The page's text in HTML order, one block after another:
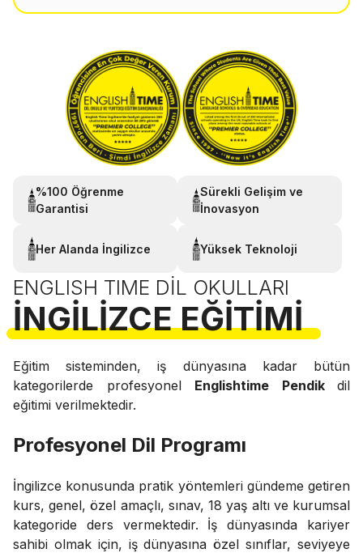
%100 Öğrenme
Garantisi
Sürekli Gelişim ve
İnovasyon
Her Alanda İngilizce Yüksek Teknoloji
ENGLISH TIME DIL OKULLARI
İNGILIZCE EĞITIMI
Eğitim sisteminden, iş dünyasına kadar bütün
kategorilerde profesyonel Englishtime Pendik dil
eğitimi verilmektedir.
Profesyonel Dil Programı
İngilizce konusunda pratik yöntemleri gündeme getiren
kurs, genel, özel amaçlı, sınav, 18 yaş altı ve kurumsal
kategoride ders vermektedir. İş dünyasında kariyer
sahibi olmak için, iş dünyasına özel sınıflar, seviyeye